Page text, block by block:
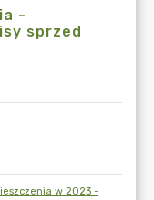
-
sprzed
w 2023 -